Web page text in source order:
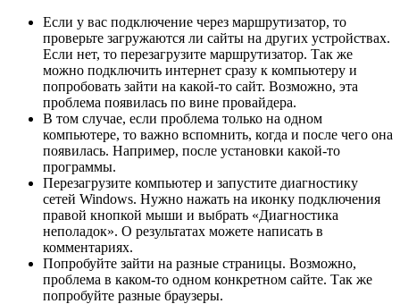
Если у вас подключение через маршрутизатор, то
проверьте загружаются ли сайты на других устройствах.
Если нет, то перезагрузите маршрутизатор. Так же
можно подключить интернет сразу к компьютеру и
попробовать зайти на какой-то сайт. Возможно, эта
проблема появилась по вине провайдера.
В том случае, если проблема только на одном
компьютере, то важно вспомнить, когда и после чего она
появилась. Например, после установки какой-то
программы.
Перезагрузите компьютер и запустите диагностику
сетей Windows. Нужно нажать на иконку подключения
правой кнопкой мыши и выбрать «Диагностика
неполадок». О результатах можете написать в
комментариях.
Попробуйте зайти на разные страницы. Возможно,
проблема в каком-то одном конкретном сайте. Так же
попробуйте разные браузеры.